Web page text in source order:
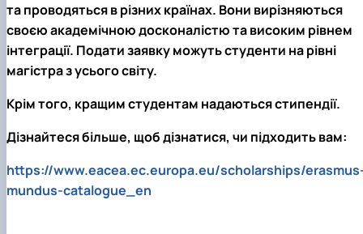
та проводяться в різних країнах. Вони вирізняються
своєю академічною досконалістю та високим рівнем
інтеграції. Подати заявку можуть студенти на рівні
магістра з усього світу.
Крім того, кращим студентам надаються стипендії.
Дізнайтеся більше, щоб дізнатися, чи підходить вам:
https://www.eacea.ec.europa.eu/scholarships/
mundus-catalogue_en